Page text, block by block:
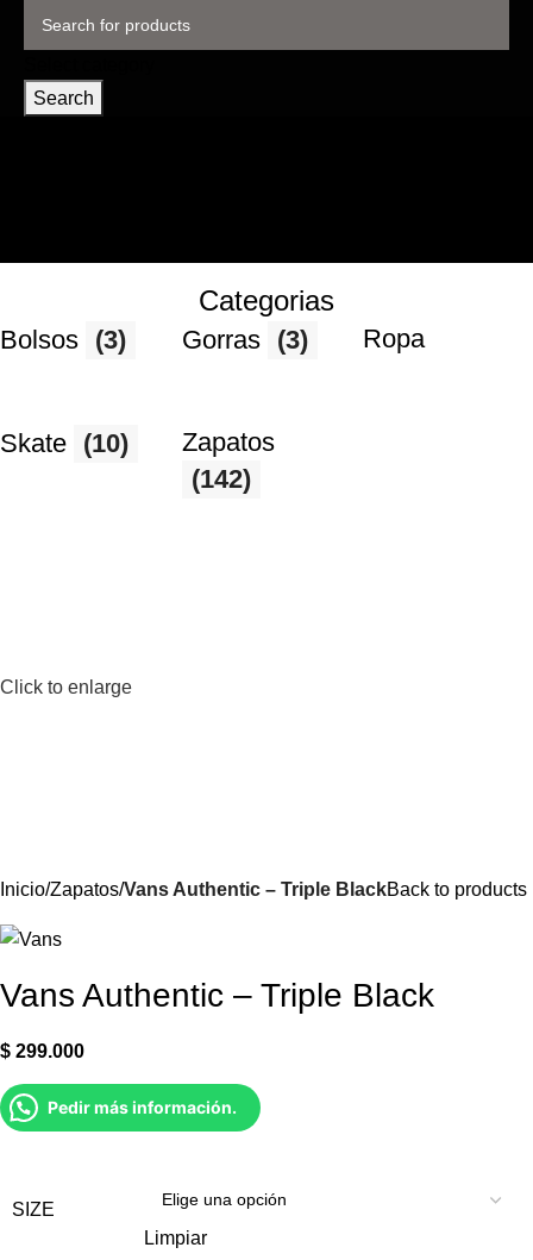
Search
Categorias
Bolsos (3) Gorras (3) Ropa
Skate (10)
Zapatos
(142)
Click to enlarge
Inicio Zapatos Vans Authentic – Triple BlackBack to products
Vans Authentic – Triple Black
$ 299.000
Pedir más información.
SIZE
Limpiar